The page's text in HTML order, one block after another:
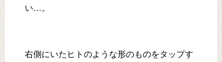
い…。
右側にいたヒトのような形のものをタップす